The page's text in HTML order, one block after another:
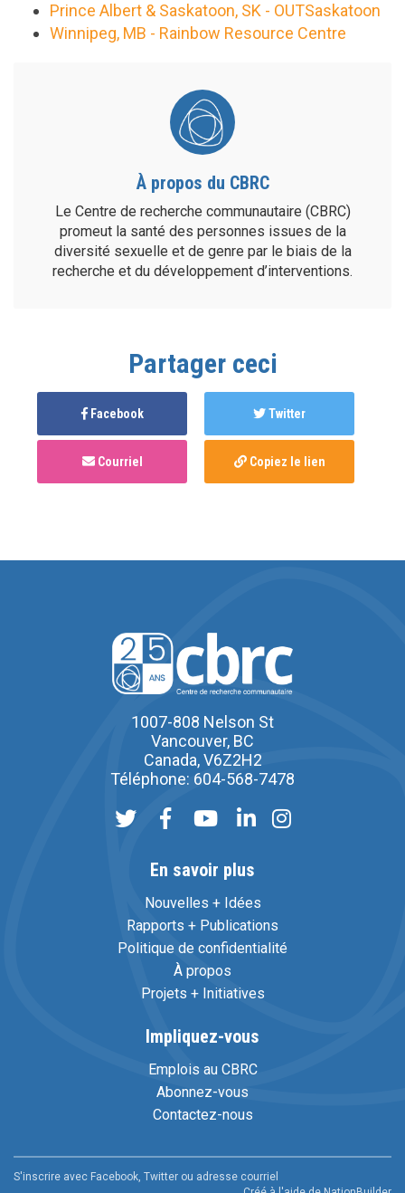
Prince Albert & Saskatoon, SK - OUTSaskatoon
Winnipeg, MB - Rainbow Resource Centre
À propos du CBRC
Le Centre de recherche communautaire (CBRC)
promeut la santé des personnes issues de la
diversité sexuelle et de genre par le biais de la
recherche et du développement d’interventions.
Partager ceci
Facebook Twitter
Courriel Copiez le lien
1007-808 Nelson St
Vancouver, BC
Canada, V6Z2H2
Téléphone: 604-568-7478
En savoir plus
Nouvelles + Idées
Rapports + Publications
Politique de confidentialité
À propos
Projets + Initiatives
Impliquez-vous
Emplois au CBRC
Abonnez-vous
Contactez-nous
S'inscrire avec Facebook, Twitter ou adresse courriel